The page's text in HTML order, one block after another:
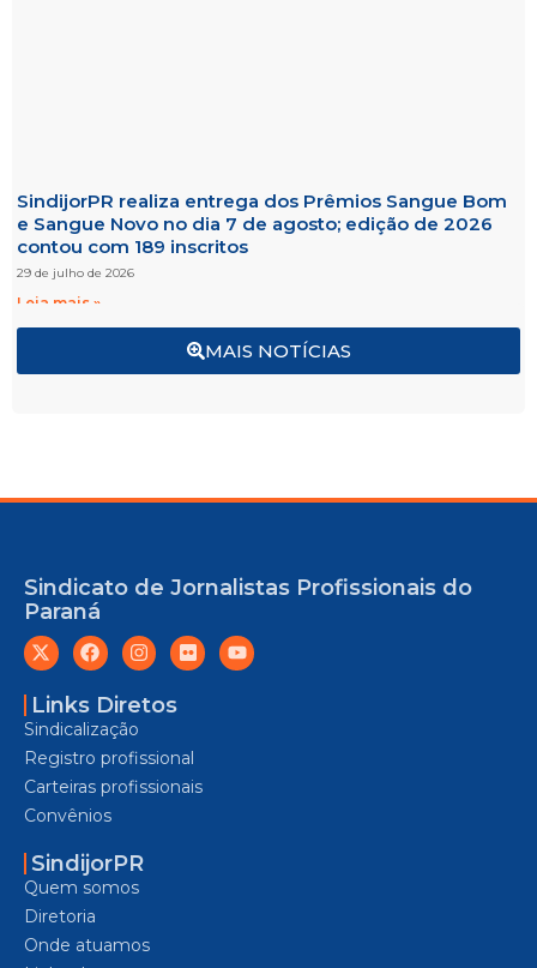
MAIS NOTÍCIAS
SindijorPR realiza entrega dos Prêmios Sangue Bom
e Sangue Novo no dia 7 de agosto; edição de 2026
contou com 189 inscritos
29 de julho de 2026
Leia mais »
Sindicato de Jornalistas Profissionais do
Paraná
Links Diretos
Sindicalização
Registro profissional
Carteiras profissionais
Convênios
SindijorPR
Quem somos
Diretoria
Onde atuamos